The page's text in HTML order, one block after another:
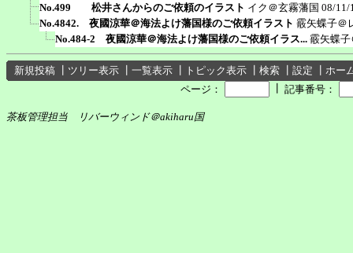
No.499 松井さんからのご依頼のイラスト イク＠玄霧藩国 08/11/
No.4842. 夜國涼華＠海法よけ藩国様のご依頼イラスト 霰矢蝶子＠
No.484-2 夜國涼華＠海法よけ藩国様のご依頼イラス... 霰矢蝶
新規投稿 ツリー表示 一覧表示 トピック表示 検索 設定
ホー
ページ：
記事番号：
茶板管理担当 リバーウィンド＠akiharu国